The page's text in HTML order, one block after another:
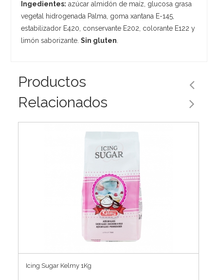
Ingedientes: azúcar almidón de maíz, glucosa grasa
vegetal hidrogenada Palma, goma xantana E-145,
estabilizador E420, conservante E202, colorante E122 y
limón saborizante.Sin gluten
Productos
Relacionados
Icing Sugar Kelmy 1Kg